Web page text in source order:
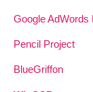
Google AdWords
Pencil Project
BlueGriffon